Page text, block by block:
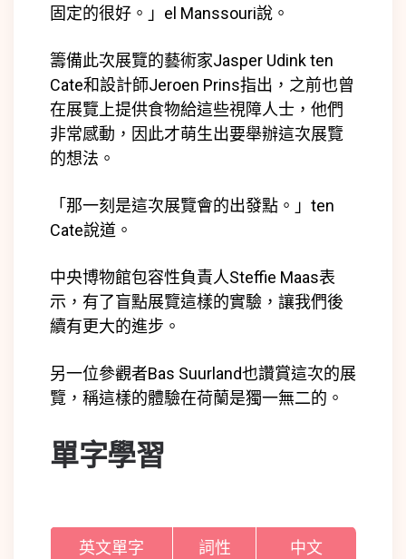
固定的很好。」el Manssouri說。
籌備此次展覽的藝術家Jasper Udink ten
Cate和設計師Jeroen Prins指出，之前也曾
在展覽上提供食物給這些視障人士，他們
非常感動，因此才萌生出要舉辦這次展覽
的想法。
「那一刻是這次展覽會的出發點。」ten
Cate說道。
中央博物館包容性負責人Steffie Maas表
示，有了盲點展覽這樣的實驗，讓我們後
續有更大的進步。
另一位參觀者Bas Suurland也讚賞這次的展
覽，稱這樣的體驗在荷蘭是獨一無二的。
單字學習
英文單字 詞性 中文